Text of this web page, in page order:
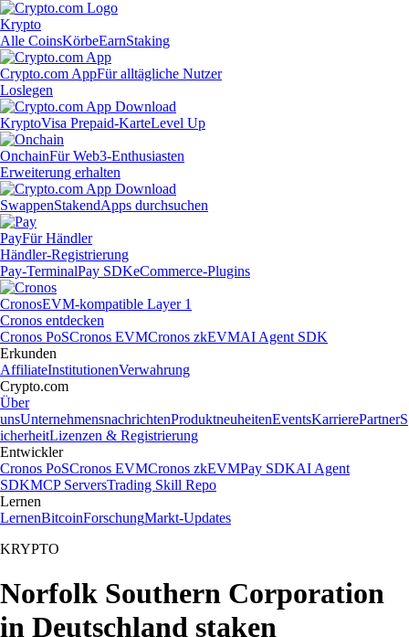
Krypto
Alle CoinsKörbeEarnStaking
Crypto.com AppFür alltägliche Nutzer
Loslegen
KryptoVisa Prepaid-KarteLevel Up
OnchainFür Web3-Enthusiasten
Erweiterung erhalten
SwappenStakendApps durchsuchen
PayFür Händler
Händler-Registrierung
Pay-TerminalPay SDKeCommerce-Plugins
CronosEVM-kompatible Layer 1
Cronos entdecken
Cronos PoSCronos EVMCronos zkEVMAI Agent SDK
Erkunden
AffiliateInstitutionenVerwahrung
Crypto.com
Über
unsUnternehmensnachrichtenProduktneuheitenEventsKarrierePartnerS
icherheitLizenzen & Registrierung
Entwickler
Cronos PoSCronos EVMCronos zkEVMPay SDKAI Agent
SDKMCP ServersTrading Skill Repo
Lernen
LernenBitcoinForschungMarkt-Updates
KRYPTO
Norfolk Southern Corporation
in Deutschland staken